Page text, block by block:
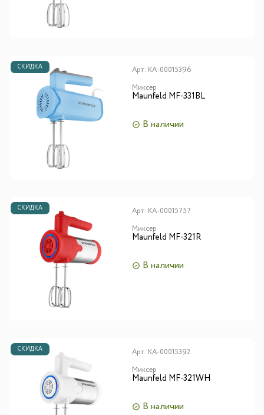
СКИДКА Арт: КА-00015396
Миксер
Maunfeld MF-331BL
В наличии
СКИДКА Арт: КА-00015757
Миксер
Maunfeld MF-321R
В наличии
СКИДКА Арт: КА-00015392
Миксер
Maunfeld MF-321WH
В наличии